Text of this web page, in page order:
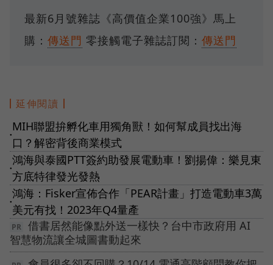
最新6月號雜誌《高價值企業100強》馬上
購： 傳送門 零接觸電子雜誌訂閱： 傳送門
延伸閱讀
●
MIH聯盟拚孵化車用獨角獸！如何幫成員找出海
口？解密背後商業模式
●
鴻海與泰國PTT簽約助發展電動車！劉揚偉：樂見東
方底特律發光發熱
●
鴻海：Fisker宣佈合作「PEAR計畫」打造電動車3萬
美元有找！2023年Q4量產
借書居然能像點外送一樣快？台中市政府用 AI
智慧物流讓全城圖書動起來